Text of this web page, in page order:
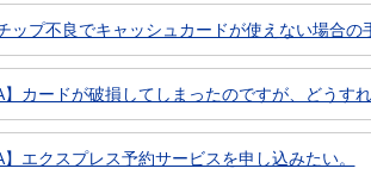
ップ不良でキャッシュカードが使えない場合の
】カードが破損してしまったのですが、どうす
】エクスプレス予約サービスを申し込みたい。